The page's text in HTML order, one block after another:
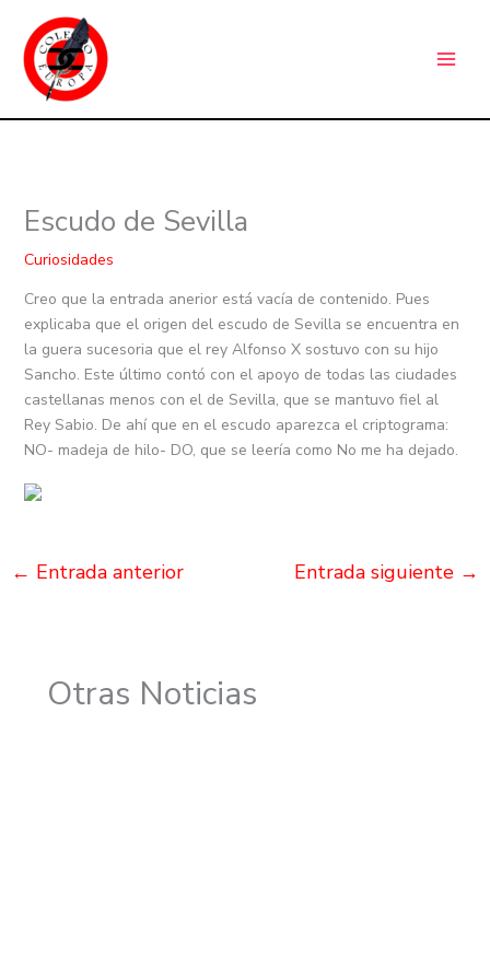
contenido
Escudo de Sevilla
Curiosidades
Creo que la entrada anerior está vacía de contenido. Pues
explicaba que el origen del escudo de Sevilla se encuentra en
la guera sucesoria que el rey Alfonso X sostuvo con su hijo
Sancho. Este último contó con el apoyo de todas las ciudades
castellanas menos con el de Sevilla, que se mantuvo fiel al
Rey Sabio. De ahí que en el escudo aparezca el criptograma:
NO- madeja de hilo- DO, que se leería como No me ha dejado.
← Entrada anterior Entrada siguiente →
Otras Noticias
a
t
a
s